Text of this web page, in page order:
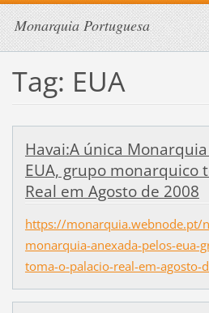
Monarquia Portuguesa
Tag: EUA
Havai:A única
EUA, grupo monarquico
Real em Agosto de 2008
https://monarquia.webnode.pt/
monarquia-anexada-pelos-eua-
toma-o-palacio-real-em-agosto-